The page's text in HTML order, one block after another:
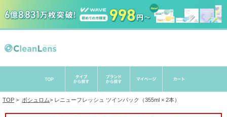
TOP > ボシュロム> レニューフレッシュ ツインパック（355ml × 2本）